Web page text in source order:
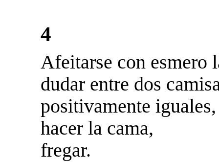
4
Afeitarse con esmero
dudar entre dos
positivamente iguales,
hacer la cama,
fregar.